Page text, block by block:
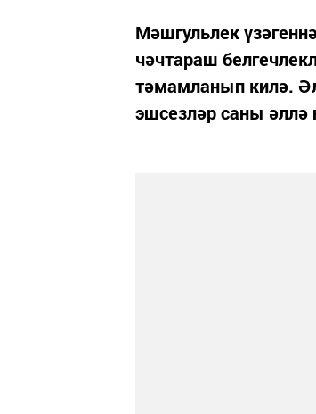
Мәшгульлек
чәчтараш
тәмамланып килә.
эшсезләр саны әллә